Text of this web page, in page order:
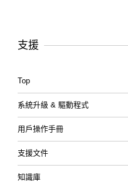
支援
Top
系統升級 & 驅動程式
用戶操作手冊
支援文件
知識庫